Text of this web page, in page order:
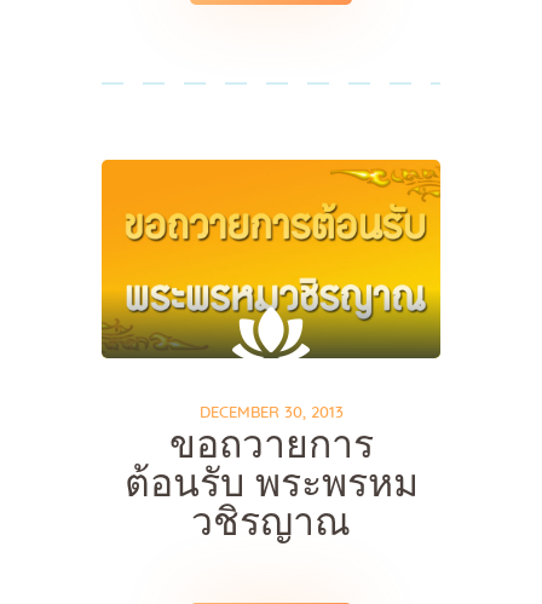
DECEMBER 30, 2013
ขอถวายการ
ต้อนรับ พระพรหม
วชิรญาณ